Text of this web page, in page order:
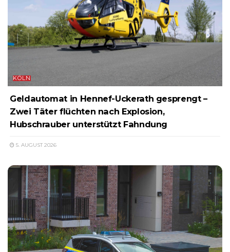
KÖLN
Geldautomat in Hennef-Uckerath gesprengt –
Zwei Täter flüchten nach Explosion,
Hubschrauber unterstützt Fahndung
5. AUGUST 2026